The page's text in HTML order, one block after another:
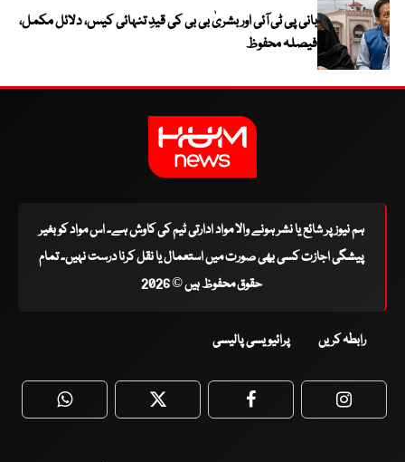
بانی پی ٹی آئی اور بشریٰ بی بی کی قیدِ تنہائی کیس، دلائل مکمل،
فیصلہ محفوظ
ہم نیوز پر شائع یا نشر ہونے والا مواد ادارتی ٹیم کی کاوش ہے۔ اس مواد کو بغیر
پیشگی اجازت کسی بھی صورت میں استعمال یا نقل کرنا درست نہیں۔ تمام
حقوق محفوظ ہیں © 2026
رابطہ کریں پرائیویسی پالیسی
WhatsApp Twitter Facebook